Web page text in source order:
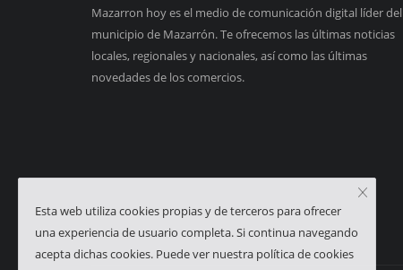
Mazarron hoy es el medio de comunicación digital líder del
municipio de Mazarrón. Te ofrecemos las últimas noticias
locales, regionales y nacionales, así como las últimas
novedades de los comercios.
Esta web utiliza cookies propias y de terceros para ofrecer
una experiencia de usuario completa. Si continua navegando
acepta dichas cookies. Puede ver nuestra política de cookies